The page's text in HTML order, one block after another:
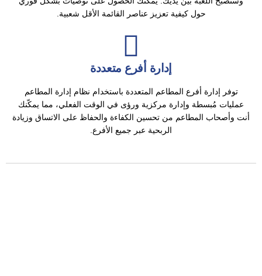
حول كيفية تعزيز عناصر القائمة الأقل شعبية.
إدارة أفرع متعددة
توفر إدارة أفرع المطاعم المتعددة باستخدام نظام إدارة المطاعم
عمليات مُبسطة وإدارة مركزية ورؤى في الوقت الفعلي، مما يمكّنك
أنت وأصحاب المطاعم من تحسين الكفاءة والحفاظ على الاتساق وزيادة
الربحية عبر جميع الأفرع.